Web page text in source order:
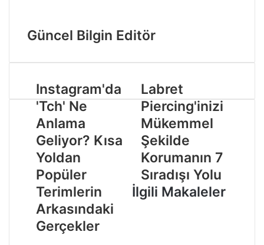
Güncel Bilgin Editör
Instagram'da
'Tch' Ne
Anlama
Geliyor? Kısa
Yoldan
Popüler
Terimlerin
Arkasındaki
Gerçekler
Labret
Piercing'inizi
Mükemmel
Şekilde
Korumanın 7
Sıradışı Yolu
İlgili Makaleler